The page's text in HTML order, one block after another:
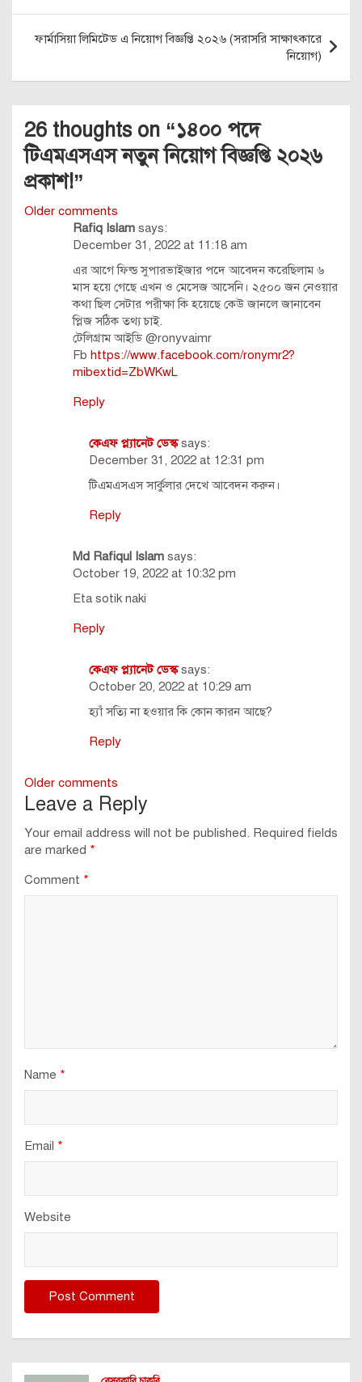
ফার্মাসিয়া লিমিটেড এ নিয়োগ বিজ্ঞপ্তি ২০২৬ (সরাসরি সাক্ষাৎকারে
নিয়োগ)
26 thoughts on “১৪০০ পদে
টিএমএসএস নতুন নিয়োগ বিজ্ঞপ্তি ২০২৬
প্রকাশ!”
Comments
navigation
Older comments
Rafiq Islam says:
December 31, 2022 at 11:18 am
এর আগে ফিল্ড সুপারভাইজার পদে আবেদন করেছিলাম ৬
মাস হয়ে গেছে এখন ও মেসেজ আসেনি। ২৫০০ জন নেওয়ার
কথা ছিল সেটার পরীক্ষা কি হয়েছে কেউ জানলে জানাবেন
প্লিজ সঠিক তথ্য চাই.
টেলিগ্রাম আইডি @ronyvaimr
Fb https://www.facebook.com/ronymr2?
mibextid=ZbWKwL
Reply
কেএফ প্ল্যানেট ডেস্ক says:
December 31, 2022 at 12:31 pm
টিএমএসএস সার্কুলার দেখে আবেদন করুন।
Reply
Md Rafiqul Islam says:
October 19, 2022 at 10:32 pm
Eta sotik naki
Reply
কেএফ প্ল্যানেট ডেস্ক says:
October 20, 2022 at 10:29 am
হ্যাঁ সত্যি না হওয়ার কি কোন কারন আছে?
Reply
Comments
navigation
Older comments
Leave a Reply
Your email address will not be published. Required fields
are marked *
Comment *
Name *
Email *
Website